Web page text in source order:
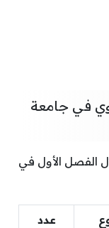
في جامعة
الفصل الأول في
عدد